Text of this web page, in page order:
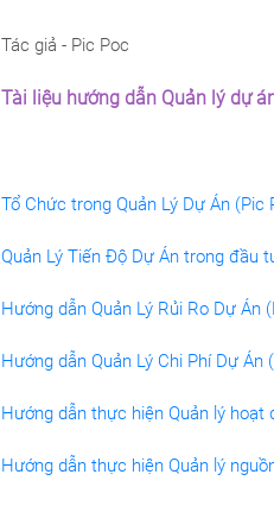
Tác giả - Pic Poc
Tài liệu hướng dẫn Quản lý dự
Tổ Chức trong Quản Lý Dự Án (Pic
Quản Lý Tiến Độ Dự Án trong đầu
Hướng dẫn Quản Lý Rủi Ro Dự Án
Hướng dẫn Quản Lý Chi Phí Dự Án
Hướng dẫn thực hiện Quản lý
Hướng dẫn thực hiện Quản lý